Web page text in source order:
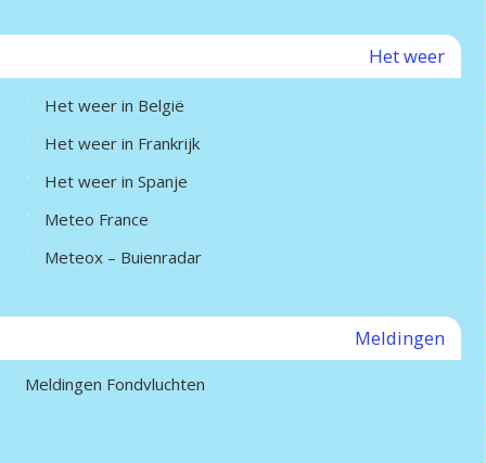
Het weer
Het weer in België
Het weer in Frankrijk
Het weer in Spanje
Meteo France
Meteox – Buienradar
Meldingen
Meldingen Fondvluchten